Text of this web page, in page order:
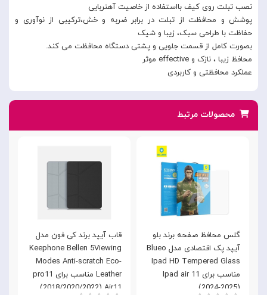
نصب تبلت روی کیف بااستفاده از خاصیت آهنربایی
پوشش و محافظت از تبلت در برابر ضربه و خش،ترکیبی از نوآوری و
حفاظت با طراحی سبک، زیبا و شیک
بصورت کامل از قسمت جلویی و پشتی دستگاه محافظت می کند.
محافظ زیبا ، نازک و effective موثر
عملکرد محافظتی و کاربردی
محصولات مرتبط
قاب آیپد برند کی فون مدل
Keephone Bellen 5Viewing
Modes Anti-scratch Eco-
Leather مناسب برای pro11
(2018/2020/2022) Air11
گلس محافظ صفحه برند بلو
آیپد پک اقتصادی مدل Blueo
Ipad HD Tempered Glass
مناسب برای Ipad air 11
(2024-2025)